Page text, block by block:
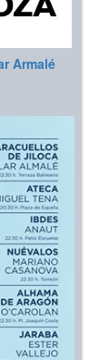
Armalé